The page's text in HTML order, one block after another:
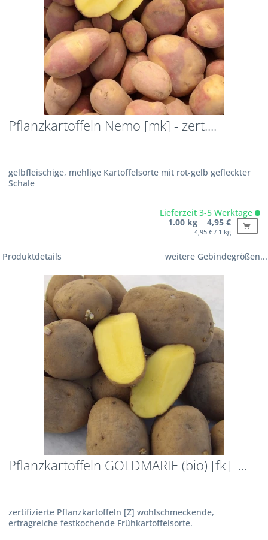
Pflanzkartoffeln Nemo [mk] - zert....
gelbfleischige, mehlige Kartoffelsorte mit rot-gelb gefleckter
Schale
Lieferzeit 3-5 Werktage
1.00 kg 4,95 €
4,95 € / 1 kg
Produktdetails weitere Gebindegrößen...
Pflanzkartoffeln GOLDMARIE (bio) [fk] -...
zertifizierte Pflanzkartoffeln [Z] wohlschmeckende,
ertragreiche festkochende Frühkartoffelsorte.